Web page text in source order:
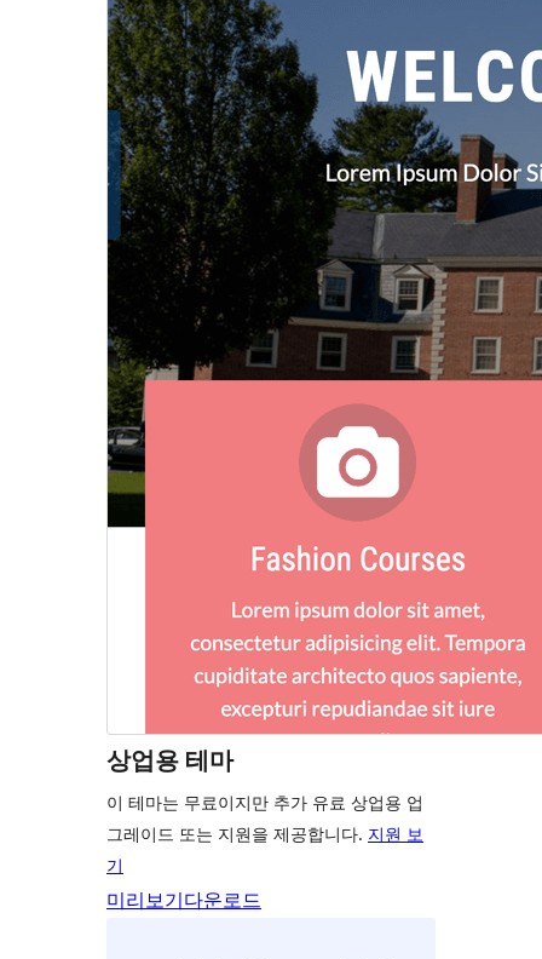
상업용 테마
이 테마는 무료이지만 추가 유료 상업용 업
그레이드 또는 지원을 제공합니다. 지원 보
기
미리보기다운로드